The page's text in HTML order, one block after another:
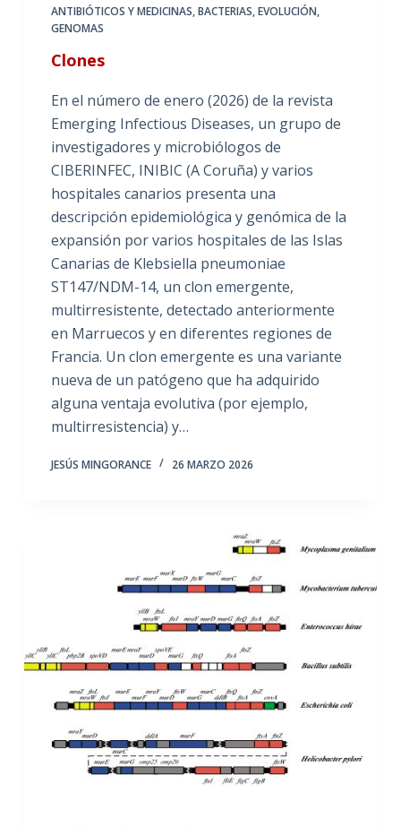
ANTIBIÓTICOS Y MEDICINAS,BACTERIAS,EVOLUCIÓN,
GENOMAS
Clones
En el número de enero (2026) de la revista
Emerging Infectious Diseases, un grupo de
investigadores y microbiólogos de
CIBERINFEC, INIBIC (A Coruña) y varios
hospitales canarios presenta una
descripción epidemiológica y genómica de la
expansión por varios hospitales de las Islas
Canarias de Klebsiella pneumoniae
ST147/NDM-14, un clon emergente,
multirresistente, detectado anteriormente
en Marruecos y en diferentes regiones de
Francia. Un clon emergente es una variante
nueva de un patógeno que ha adquirido
alguna ventaja evolutiva (por ejemplo,
multirresistencia) y…
JESÚS MINGORANCE 26 MARZO 2026